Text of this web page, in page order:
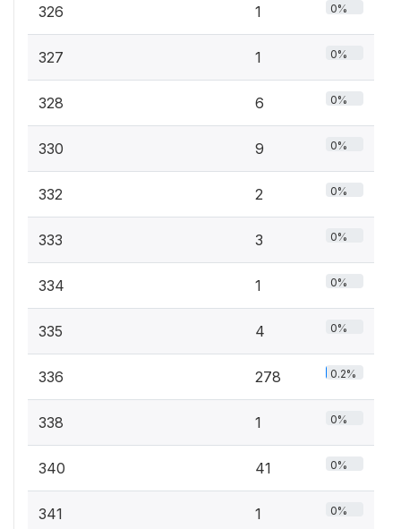
326 1 0%
327 1 0%
328 6 0%
330 9 0%
332 2 0%
333 3 0%
334 1 0%
335 4 0%
336 278 0.2%
338 1 0%
340 41 0%
341 1 0%